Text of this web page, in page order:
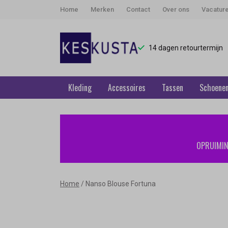
Home Merken Contact Over ons
14 dagen retourtermijn
Kleding Accessoires Tassen Schoenen
Nanso
Fortuna
Home Nanso Blouse Fortuna